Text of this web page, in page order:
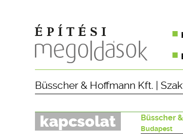
Büsscher & Hoffmann Kft.
kapcsolat Büsscher
Budapest